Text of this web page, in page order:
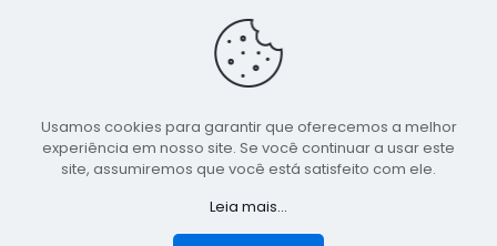
Centro, São Bento do Una - PE. CEP: 553370-128
TELEFONE: (81) 99548-1569
E-MAIL: ouvidoria@saobentodouna.pe.gov.br
Copyright 2021-2026 - Assessoria de Comunicação da
Prefeitura de São Bento do Una - PE
publicidadeLumusWeb - Agência Digital
Usamos cookies para garantir que oferecemos a melhor
experiência em nosso site. Se você continuar a usar este
site, assumiremos que você está satisfeito com ele.
Leia mais...